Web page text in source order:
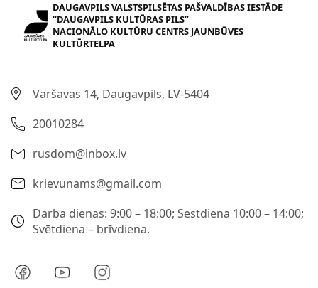
DAUGAVPILS VALSTSPILSĒTAS PAŠVALDĪBAS IESTĀDE
“DAUGAVPILS KULTŪRAS PILS”
NACIONĀLO KULTŪRU CENTRS JAUNBŪVES
KULTŪRTELPA
Varšavas 14, Daugavpils, LV-5404
20010284
rusdom@inbox.lv
krievunams@gmail.com
Darba dienas: 9:00 – 18:00; Sestdiena 10:00 – 14:00;
Svētdiena – brīvdiena.